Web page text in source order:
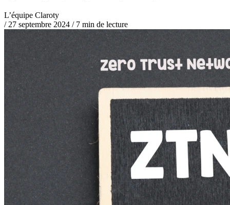
L’équipe Claroty
/ 27 septembre 2024 /7 min de lecture